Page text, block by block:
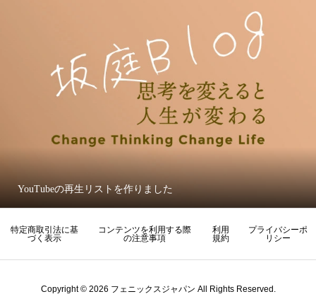
YouTubeの再生リストを作りました
特定商取引法に基
づく表示
コンテンツを利用する際
の注意事項
利用
規約
プライバシーポ
リシー
Copyright © 2026 フェニックスジャパン All Rights Reserved.